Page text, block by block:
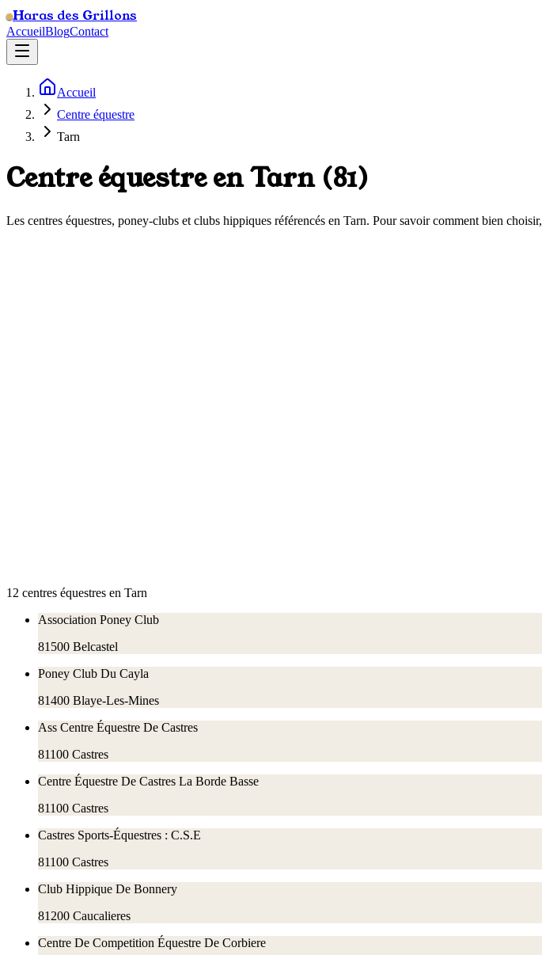
Haras des Grillons
AccueilBlogContact
Accueil
Centre équestre
Tarn
Centre équestre enTarn(81)
Les centres équestres, poney-clubs et clubs hippiques référencés en Tarn. Pour savoir comment bien choisir,
12 centres équestres en Tarn
Association Poney Club
81500 Belcastel
Poney Club Du Cayla
81400 Blaye-Les-Mines
Ass Centre Équestre De Castres
81100 Castres
Centre Équestre De Castres La Borde Basse
81100 Castres
Castres Sports-Équestres : C.S.E
81100 Castres
Club Hippique De Bonnery
81200 Caucalieres
Centre De Competition Équestre De Corbiere